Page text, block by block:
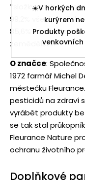
☀️V horkých
kurýrem
Produkty
*složky pocházející
99,2% všech složek
85,6% všech složek
zemědělství
O značce:
1972 farmář Michel
městečku
pesticidů na zdraví
vyrábět produkty
se tak stal
Fleurance Nature
ochranu životního
Doplňkové